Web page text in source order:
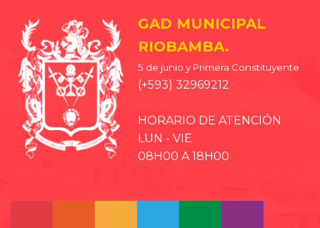
GAD MUNICIPAL
RIOBAMBA.
5 de junio y Primera Constituyente.
(+593) 32969212
HORARIO DE ATENCIÓN
LUN - VIE
08H00 A 18H00